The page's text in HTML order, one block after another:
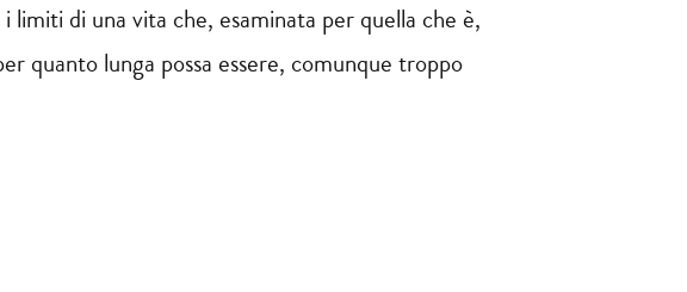
limiti di una vita che, esaminata per quella che è,
quanto lunga possa essere, comunque troppo